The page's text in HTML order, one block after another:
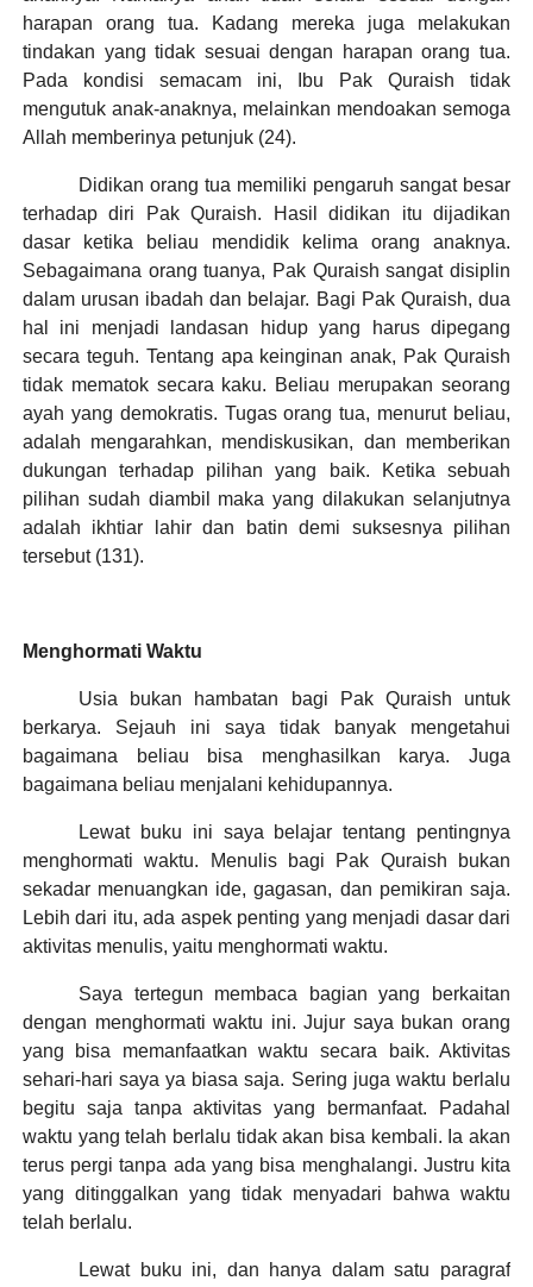
harapan orang tua. Kadang mereka juga melakukan
tindakan yang tidak sesuai dengan harapan orang tua.
Pada kondisi semacam ini, Ibu Pak Quraish tidak
mengutuk anak-anaknya, melainkan mendoakan semoga
Allah memberinya petunjuk (24).
Didikan orang tua memiliki pengaruh sangat besar
terhadap diri Pak Quraish. Hasil didikan itu dijadikan
dasar ketika beliau mendidik kelima orang anaknya.
Sebagaimana orang tuanya, Pak Quraish sangat disiplin
dalam urusan ibadah dan belajar. Bagi Pak Quraish, dua
hal ini menjadi landasan hidup yang harus dipegang
secara teguh. Tentang apa keinginan anak, Pak Quraish
tidak mematok secara kaku. Beliau merupakan seorang
ayah yang demokratis. Tugas orang tua, menurut beliau,
adalah mengarahkan, mendiskusikan, dan memberikan
dukungan terhadap pilihan yang baik. Ketika sebuah
pilihan sudah diambil maka yang dilakukan selanjutnya
adalah ikhtiar lahir dan batin demi suksesnya pilihan
tersebut (131).
Menghormati Waktu
Usia bukan hambatan bagi Pak Quraish untuk
berkarya. Sejauh ini saya tidak banyak mengetahui
bagaimana beliau bisa menghasilkan karya. Juga
bagaimana beliau menjalani kehidupannya.
Lewat buku ini saya belajar tentang pentingnya
menghormati waktu. Menulis bagi Pak Quraish bukan
sekadar menuangkan ide, gagasan, dan pemikiran saja.
Lebih dari itu, ada aspek penting yang menjadi dasar dari
aktivitas menulis, yaitu menghormati waktu.
Saya tertegun membaca bagian yang berkaitan
dengan menghormati waktu ini. Jujur saya bukan orang
yang bisa memanfaatkan waktu secara baik. Aktivitas
sehari-hari saya ya biasa saja. Sering juga waktu berlalu
begitu saja tanpa aktivitas yang bermanfaat. Padahal
waktu yang telah berlalu tidak akan bisa kembali. Ia akan
terus pergi tanpa ada yang bisa menghalangi. Justru kita
yang ditinggalkan yang tidak menyadari bahwa waktu
telah berlalu.
Lewat buku ini, dan hanya dalam satu paragraf